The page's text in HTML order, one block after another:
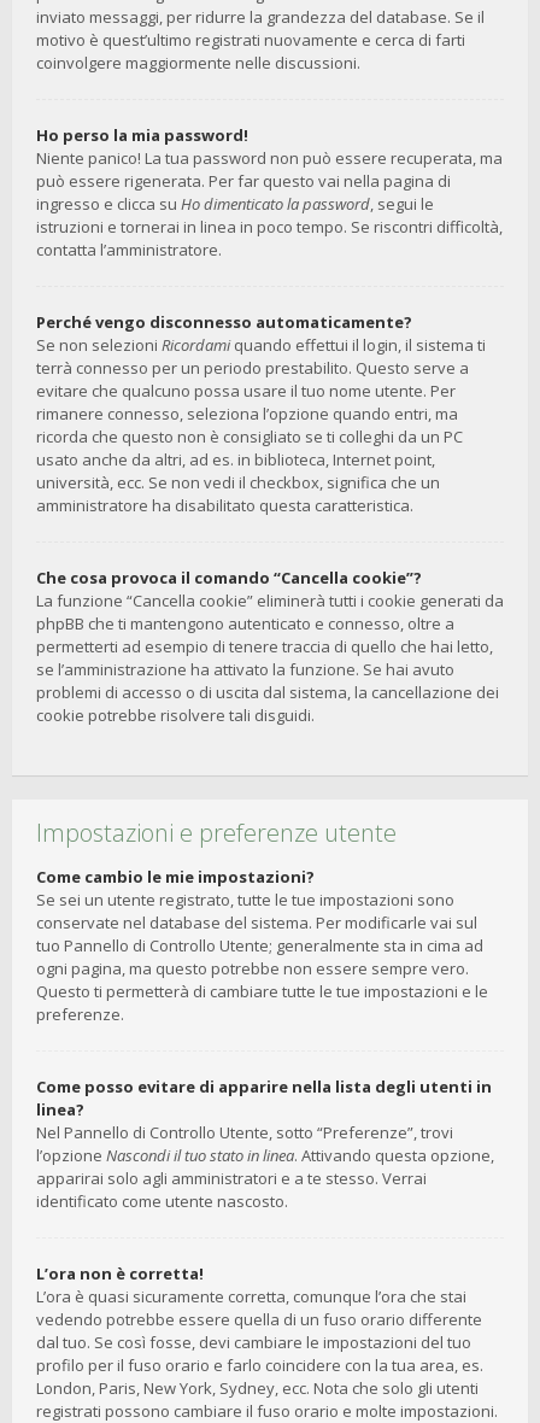
inviato messaggi, per ridurre la grandezza del database. Se il
motivo è quest’ultimo registrati nuovamente e cerca di farti
coinvolgere maggiormente nelle discussioni.
Ho perso la mia password!
Niente panico! La tua password non può essere recuperata, ma
può essere rigenerata. Per far questo vai nella pagina di
ingresso e clicca su Ho dimenticato la password, segui le
istruzioni e tornerai in linea in poco tempo. Se riscontri difficoltà,
contatta l’amministratore.
Perché vengo disconnesso automaticamente?
Se non selezioni Ricordamiquando effettui il login, il sistema ti
terrà connesso per un periodo prestabilito. Questo serve a
evitare che qualcuno possa usare il tuo nome utente. Per
rimanere connesso, seleziona l’opzione quando entri, ma
ricorda che questo non è consigliato se ti colleghi da un PC
usato anche da altri, ad es. in biblioteca, Internet point,
università, ecc. Se non vedi il checkbox, significa che un
amministratore ha disabilitato questa caratteristica.
Che cosa provoca il comando “Cancella cookie”?
La funzione “Cancella cookie” eliminerà tutti i cookie generati da
phpBB che ti mantengono autenticato e connesso, oltre a
permetterti ad esempio di tenere traccia di quello che hai letto,
se l’amministrazione ha attivato la funzione. Se hai avuto
problemi di accesso o di uscita dal sistema, la cancellazione dei
cookie potrebbe risolvere tali disguidi.
Impostazioni e preferenze utente
Come cambio le mie impostazioni?
Se sei un utente registrato, tutte le tue impostazioni sono
conservate nel database del sistema. Per modificarle vai sul
tuo Pannello di Controllo Utente; generalmente sta in cima ad
ogni pagina, ma questo potrebbe non essere sempre vero.
Questo ti permetterà di cambiare tutte le tue impostazioni e le
preferenze.
Come posso evitare di apparire nella lista degli utenti in
linea?
Nel Pannello di Controllo Utente, sotto “Preferenze”, trovi
l’opzione Nascondi il tuo stato in linea. Attivando questa opzione,
apparirai solo agli amministratori e a te stesso. Verrai
identificato come utente nascosto.
L’ora non è corretta!
L’ora è quasi sicuramente corretta, comunque l’ora che stai
vedendo potrebbe essere quella di un fuso orario differente
dal tuo. Se così fosse, devi cambiare le impostazioni del tuo
profilo per il fuso orario e farlo coincidere con la tua area, es.
London, Paris, New York, Sydney, ecc. Nota che solo gli utenti
registrati possono cambiare il fuso orario e molte impostazioni.